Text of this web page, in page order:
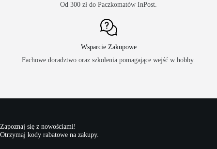
Od 300 zł do Paczkomatów InPost.
Wsparcie Zakupowe
Fachowe doradztwo oraz szkolenia pomagające wejść w hobby.
Zapoznaj się z nowościami!
Otrzymaj kody rabatowe na zakupy.